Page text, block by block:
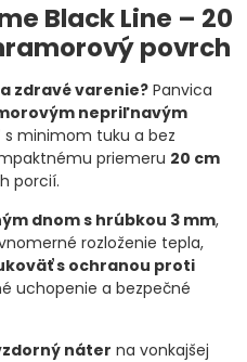
Black Line – 20
povrch
zdravé varenie? Panvica
nepriľnavým
minimom tuku a bez
priemeru 20 cm
porcií.
dnom s hrúbkou 3 mm,
rozloženie tepla,
s ochranou proti
uchopenie a bezpečné
náter na vonkajšej